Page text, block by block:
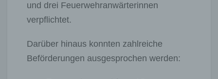
und drei Feuerwehranwärterinnen
verpflichtet.
Darüber hinaus konnten zahlreiche
Beförderungen ausgesprochen werden: